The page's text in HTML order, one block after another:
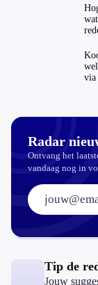
een
via
Radar
Ontvang het
vandaag nog in
E-mailadres:
Tip de
Jouw